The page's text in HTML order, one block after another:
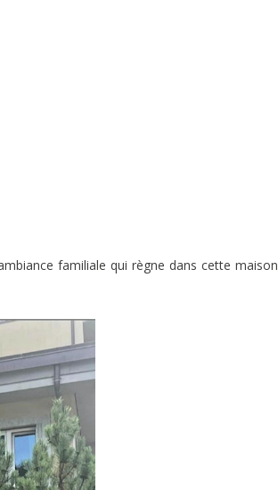
familiale qui règne dans cette maison